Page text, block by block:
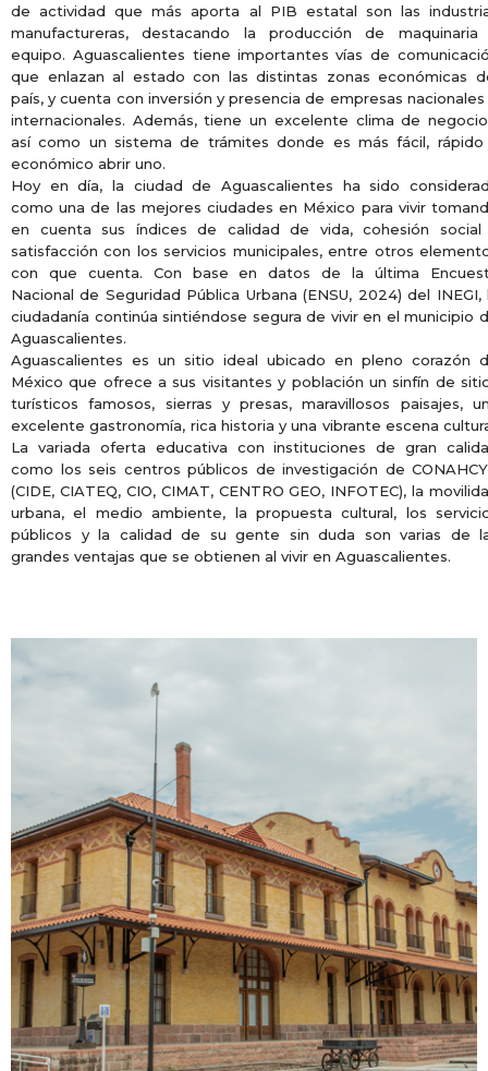
de actividad que más aporta al PIB estatal son las
manufactureras, destacando la producción de maquinaria
equipo. Aguascalientes tiene importantes vías de
que enlazan al estado con las distintas zonas económicas
país, y cuenta con inversión y presencia de empresas nacionales
internacionales. Además, tiene un excelente clima de
así como un sistema de trámites donde es más fácil, rápido
económico abrir uno.
Hoy en día, la ciudad de Aguascalientes ha sido
como una de las mejores ciudades en México para vivir
en cuenta sus índices de calidad de vida, cohesión social
satisfacción con los servicios municipales, entre otros
con que cuenta. Con base en datos de la última
Nacional de Seguridad Pública Urbana (ENSU, 2024) del INEGI,
ciudadanía continúa sintiéndose segura de vivir en el municipio
Aguascalientes.
Aguascalientes es un sitio ideal ubicado en pleno corazón
México que ofrece a sus visitantes y población un sinfín de
turísticos famosos, sierras y presas, maravillosos paisajes,
excelente gastronomía, rica historia y una vibrante escena
La variada oferta educativa con instituciones de gran
como los seis centros públicos de investigación de
(CIDE, CIATEQ, CIO, CIMAT, CENTRO GEO, INFOTEC), la
urbana, el medio ambiente, la propuesta cultural, los
públicos y la calidad de su gente sin duda son varias de
grandes ventajas que se obtienen al vivir en Aguascalientes.